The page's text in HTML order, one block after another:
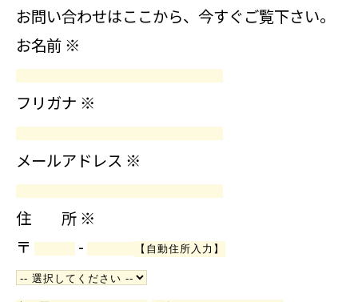
お問い合わせはここから、今すぐご覧下さい。
お名前 ※
フリガナ ※
メールアドレス ※
住 所 ※
〒
-